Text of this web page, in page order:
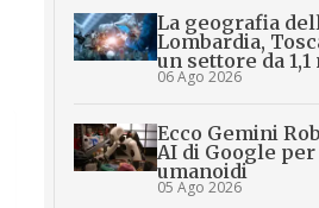
La geografia
Lombardia,
un settore da
06 Ago 2026
Ecco Gemini
AI di Google
umanoidi
05 Ago 2026